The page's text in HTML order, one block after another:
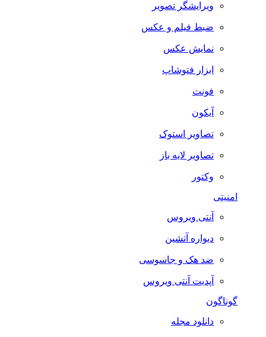
ویرایشگر تصویر
ضبط فيلم و عكس
نمایش عکس
ابزار فتوشاپ
فونت
آیکون
تصاویر استوک
تصاویر لایه باز
وکتور
امنیتی
آنتی ویروس
دیواره آتشین
ضد هک و جاسوسی
آپدیت آنتی ویروس
گوناگون
دانلود مجله